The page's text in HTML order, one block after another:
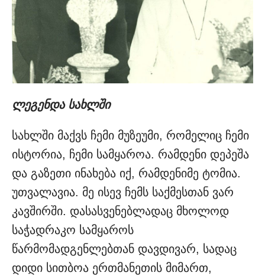
ლეგენდა სახლში
სახლში მაქვს ჩემი მუზეუმი, რომელიც ჩემი
ისტორია, ჩემი სამყაროა. რამდენი დეპეშა
და გაზეთი ინახება იქ, რამდენიმე ტომია.
უთვალავია. მე ისევ ჩემს საქმესთან ვარ
კავშირში. დასასვენებლადაც მხოლოდ
საჭადრაკო სამყაროს
წარმომადგენლებთან დავდივარ, სადაც
დიდი სითბოა ერთმანეთის მიმართ,